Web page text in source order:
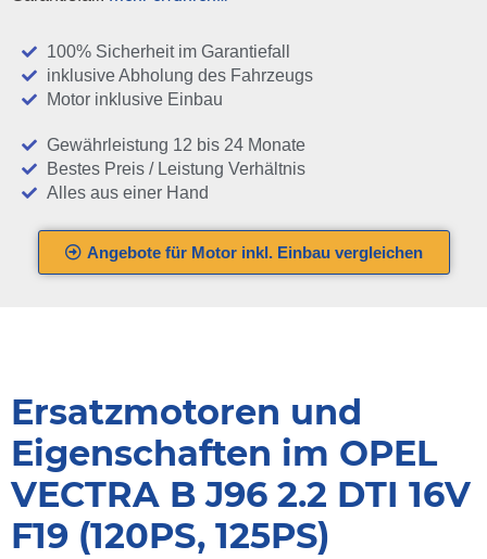
100% Sicherheit im Garantiefall
inklusive Abholung des Fahrzeugs
Motor inklusive Einbau
Gewährleistung 12 bis 24 Monate
Bestes Preis / Leistung Verhältnis
Alles aus einer Hand
Angebote für Motor inkl. Einbau vergleichen
Ersatzmotoren und
Eigenschaften im OPEL
VECTRA B J96 2.2 DTI 16V
F19 (120PS, 125PS)